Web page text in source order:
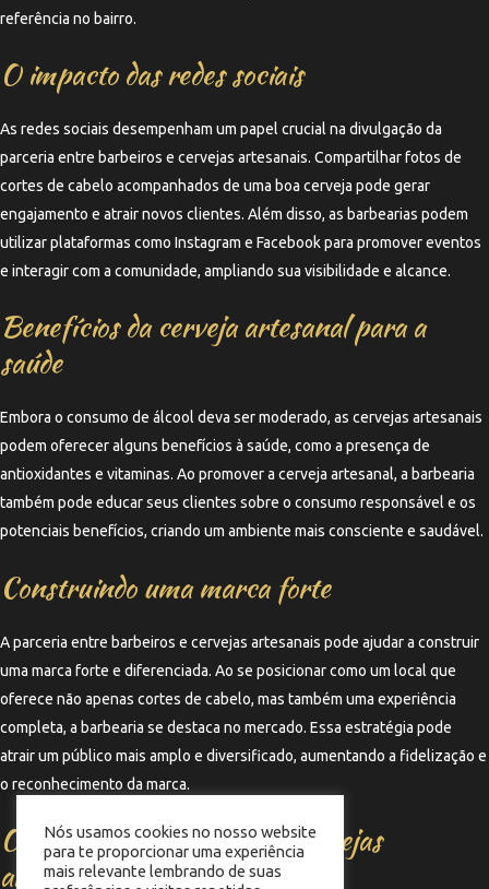
referência no bairro.
O impacto das redes sociais
As redes sociais desempenham um papel crucial na divulgação da
parceria entre barbeiros e cervejas artesanais. Compartilhar fotos de
cortes de cabelo acompanhados de uma boa cerveja pode gerar
engajamento e atrair novos clientes. Além disso, as barbearias podem
utilizar plataformas como Instagram e Facebook para promover eventos
e interagir com a comunidade, ampliando sua visibilidade e alcance.
Benefícios da cerveja artesanal para a
saúde
Embora o consumo de álcool deva ser moderado, as cervejas artesanais
podem oferecer alguns benefícios à saúde, como a presença de
antioxidantes e vitaminas. Ao promover a cerveja artesanal, a barbearia
também pode educar seus clientes sobre o consumo responsável e os
potenciais benefícios, criando um ambiente mais consciente e saudável.
Construindo uma marca forte
A parceria entre barbeiros e cervejas artesanais pode ajudar a construir
uma marca forte e diferenciada. Ao se posicionar como um local que
oferece não apenas cortes de cabelo, mas também uma experiência
completa, a barbearia se destaca no mercado. Essa estratégia pode
atrair um público mais amplo e diversificado, aumentando a fidelização e
o reconhecimento da marca.
O futuro das barbearias e cervejas
artesanais
Nós usamos cookies no nosso website
para te proporcionar uma experiência
mais relevante lembrando de suas